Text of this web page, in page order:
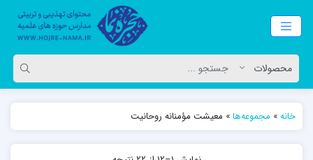
خانه» مجموعه‌ها» معیشت مؤمنانه روحانیت